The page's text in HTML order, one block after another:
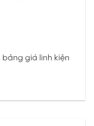
bảng giá linh kiện